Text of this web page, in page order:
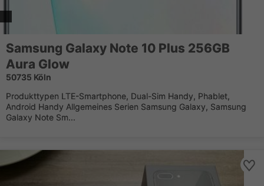
Samsung Galaxy Note 10 Plus 256GB
Aura Glow
50735 Köln
Produkttypen LTE-Smartphone, Dual-Sim Handy, Phablet,
Android Handy Allgemeines Serien Samsung Galaxy, Samsung
Galaxy Note Sm...